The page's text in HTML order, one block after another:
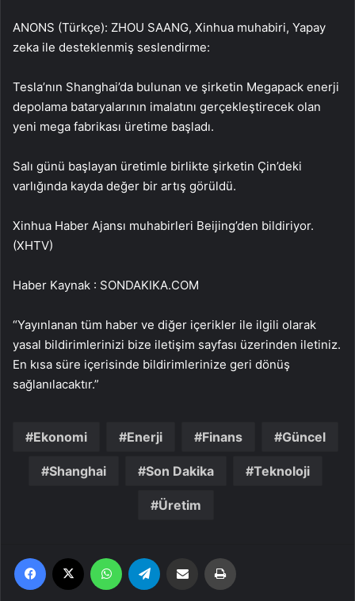
ANONS (Türkçe): ZHOU SAANG, Xinhua muhabiri, Yapay
zeka ile desteklenmiş seslendirme:
Tesla’nın Shanghai’da bulunan ve şirketin Megapack enerji
depolama bataryalarının imalatını gerçekleştirecek olan
yeni mega fabrikası üretime başladı.
Salı günü başlayan üretimle birlikte şirketin Çin’deki
varlığında kayda değer bir artış görüldü.
Xinhua Haber Ajansı muhabirleri Beijing’den bildiriyor.
(XHTV)
Haber Kaynak : SONDAKIKA.COM
“Yayınlanan tüm haber ve diğer içerikler ile ilgili olarak
yasal bildirimlerinizi bize iletişim sayfası üzerinden iletiniz.
En kısa süre içerisinde bildirimlerinize geri dönüş
sağlanılacaktır.”
Ekonomi Enerji Finans Güncel
Shanghai Son Dakika Teknoloji
Üretim
Facebook WhatsApp Email'den paylaş